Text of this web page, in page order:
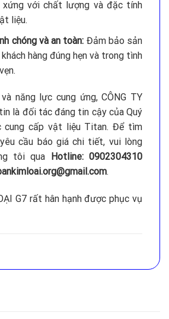
xứng với chất lượng và đặc tính
liệu.
chóng và an toàn: Đảm bảo sản
hàng đúng hẹn và trong tình
năng lực cung ứng, CÔNG TY
là đối tác đáng tin cậy của Quý
cung cấp vật liệu Titan. Để tìm
cầu báo giá chi tiết, vui lòng
tôi qua
Hotline: 0902304310
.
G7 rất hân hạnh được phục vụ